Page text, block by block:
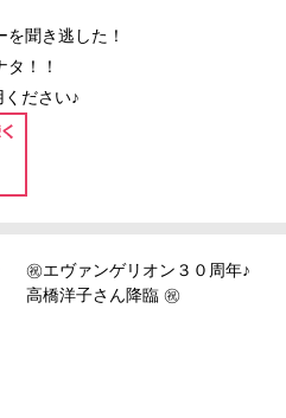
聞き逃した！
！！
ださい♪
㊗️エヴァンゲリオン３０周年♪
高橋洋子さん降臨 ㊗️